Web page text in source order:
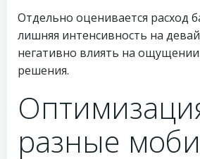
Отдельно оценивается расход
лишняя интенсивность на
негативно влиять на ощущении
решения.
разные